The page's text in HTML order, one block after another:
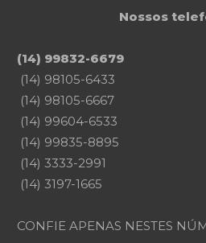
Nossos
(14) 99832-6679
(14) 98105-6433
(14) 98105-6667
(14) 99604-6533
(14) 99835-8895
(14) 3333-2991
(14) 3197-1665
CONFIE APENAS NESTES